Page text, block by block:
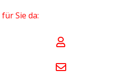
Sie da: